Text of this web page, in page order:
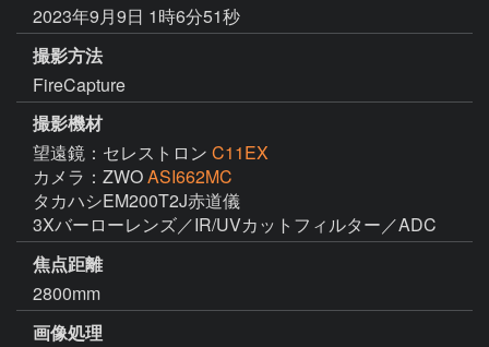
2023年9月9日 1時6分51秒
撮影方法
FireCapture
撮影機材
望遠鏡：セレストロン C11EX
カメラ：ZWOASI662MC
タカハシEM200T2J赤道儀
3Xバーローレンズ／IR/UVカットフィルター／ADC
焦点距離
2800mm
画像処理